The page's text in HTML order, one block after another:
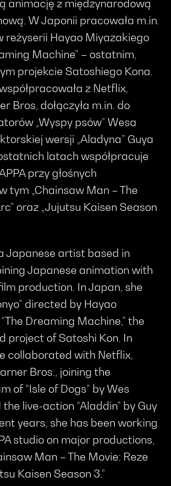
animację z międzynarodową
W Japonii pracowała m.in.
reżyserii Hayao Miyazakiego
Machine” – ostatnim,
projekcie Satoshiego Kona.
z Netflix,
Bros, dołączyła m.in. do
„Wyspy psów” Wesa
wersji „Aladyna” Guya
latach współpracuje
przy głośnych
tym „Chainsaw Man – The
oraz „Jujutsu Kaisen Season
Japanese artist based in
Japanese animation with
production. In Japan, she
directed by Hayao
Dreaming Machine,” the
project of Satoshi Kon. In
collaborated with Netflix,
Bros., joining the
of “Isle of Dogs” by Wes
live-action “Aladdin” by Guy
years, she has been working
studio on major productions,
Man – The Movie: Reze
Kaisen Season 3.”